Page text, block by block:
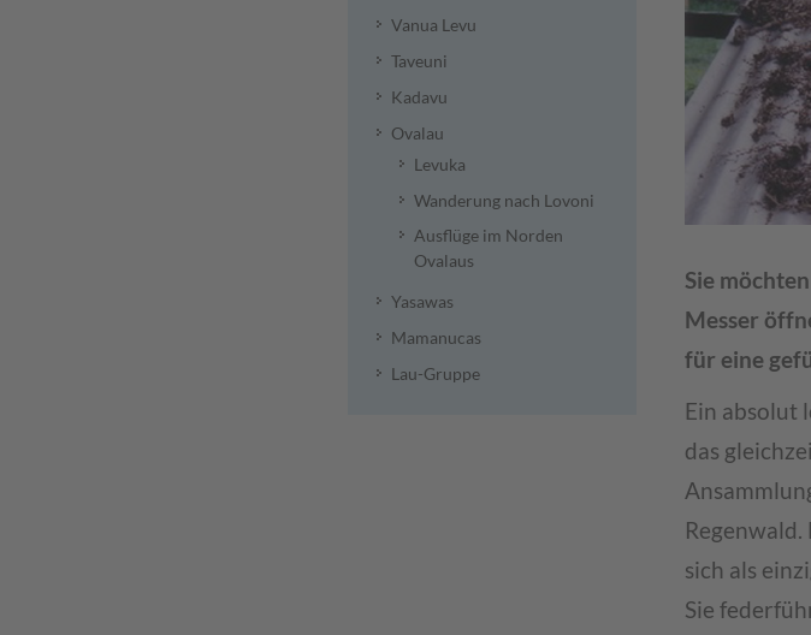
Sie
Messer
für eine
Ein absolut
das
sich als
Sie
Vanua Levu
Taveuni
Kadavu
Ovalau
Levuka
Wanderung nach Lovoni
Ausflüge im Norden
Ovalaus
Yasawas
Mamanucas
Lau-Gruppe